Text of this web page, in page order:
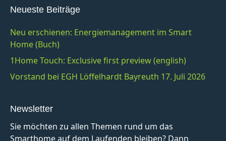
Neueste Beiträge
Neu erschienen: Energiemanagement im Smart
Home (Buch)
1Home Touch: Exclusive first preview (english)
Vorstand bei EGH Löffelhardt Bayreuth 17. Juli 2026
Newsletter
Sie möchten zu allen Themen rund um das
Smarthome auf dem Laufenden bleiben? Dann